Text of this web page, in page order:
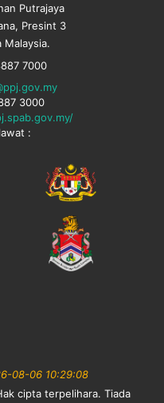
Putrajaya
Presint 3
Malaysia.
7000
3000
:
08-06 10:29:08
cipta terpelihara. Tiada